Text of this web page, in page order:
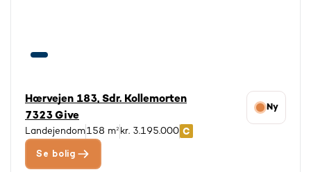
Hærvejen 183, Sdr. Kollemorten
7323 Give
Ny
Landejendom158 m² kr. 3.195.000
Se bolig